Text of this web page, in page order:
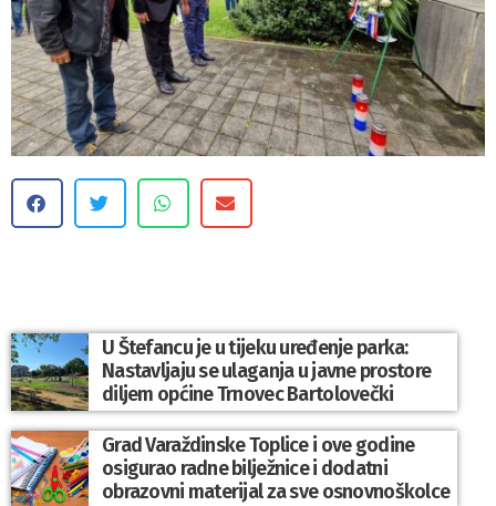
U Štefancu je u tijeku uređenje parka:
Nastavljaju se ulaganja u javne prostore
diljem općine Trnovec Bartolovečki
Grad Varaždinske Toplice i ove godine
osigurao radne bilježnice i dodatni
obrazovni materijal za sve osnovnoškolce